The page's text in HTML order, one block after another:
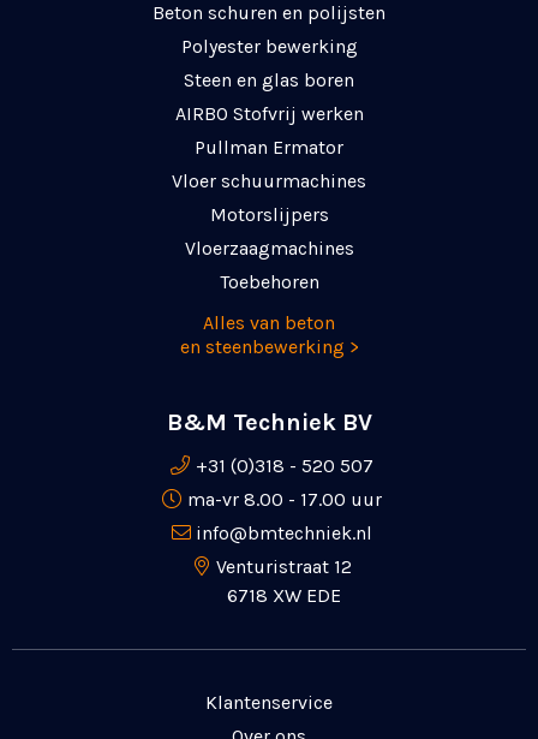
Beton schuren en polijsten
Polyester bewerking
Steen en glas boren
AIRBO Stofvrij werken
Pullman Ermator
Vloer schuurmachines
Motorslijpers
Vloerzaagmachines
Toebehoren
Alles van beton
en steenbewerking >
B&M Techniek BV
+31 (0)318 - 520 507
ma-vr 8.00 - 17.00 uur
info@bmtechniek.nl
Venturistraat 12
6718 XW EDE
Klantenservice